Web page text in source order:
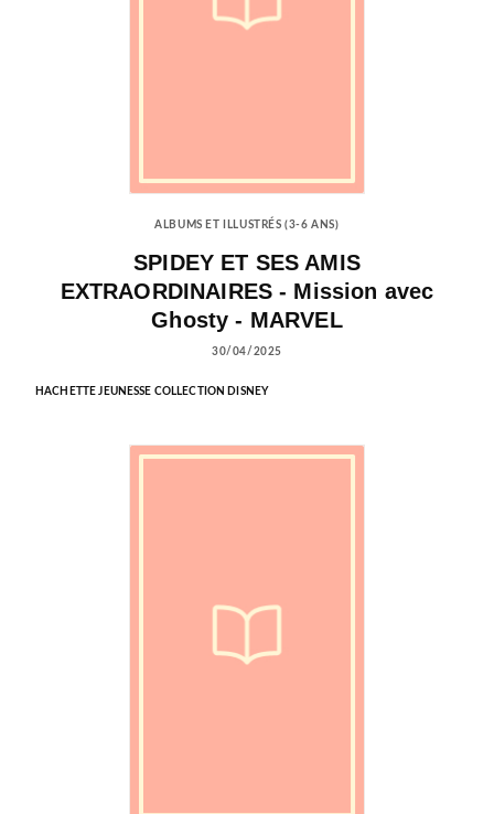
ALBUMS ET ILLUSTRÉS (3-6 ANS)
SPIDEY ET SES AMIS
EXTRAORDINAIRES - Mission avec
Ghosty - MARVEL
30/04/2025
HACHETTE JEUNESSE COLLECTION DISNEY